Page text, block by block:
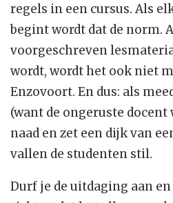
regels in een cursus. Als
begint wordt dat de norm.
voorgeschreven
wordt, wordt het ook niet
Enzovoort. En dus: als
(want de ongeruste
naad en zet een dijk van
vallen de studenten stil.
Durf je de uitdaging aan